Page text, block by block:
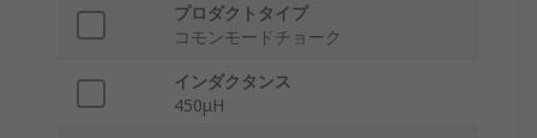
プロダクトタイプ
コモンモードチョーク
インダクタンス
450μH